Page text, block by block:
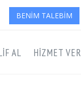
BENIM TALEBIM
AL HIZMET VER